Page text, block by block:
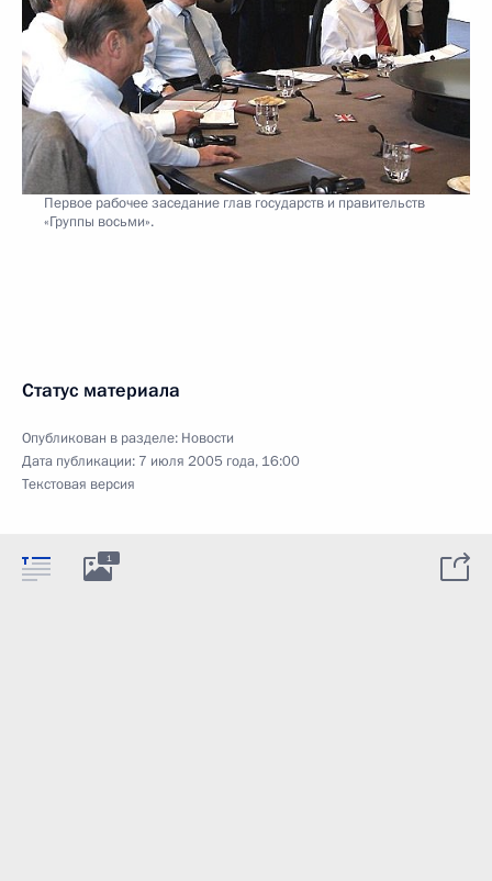
Первое рабочее заседание глав государств и правительств
«Группы восьми».
Статус материала
Опубликован в разделе: Новости
Дата публикации: 7 июля 2005 года, 16:00
Текстовая версия
1